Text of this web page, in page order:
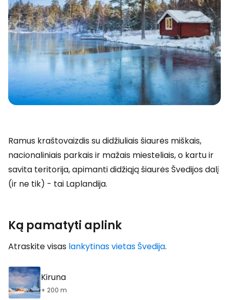
Ramus kraštovaizdis su didžiuliais šiaurės miškais,
nacionaliniais parkais ir mažais miesteliais, o kartu ir
savita teritorija, apimanti didžiąją šiaurės Švedijos dalį
(ir ne tik) - tai Laplandija.
Ką pamatyti aplink
Atraskite visas lankytinas vietas Švedija.
Kiruna
+ 200 m